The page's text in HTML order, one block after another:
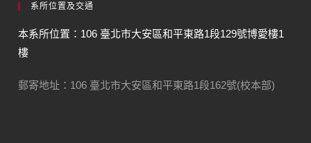
系所位置及交通
本系所位置：106 臺北市大安區和平東路1段129號博愛樓1
樓
郵寄地址：106 臺北市大安區和平東路1段162號(校本部)